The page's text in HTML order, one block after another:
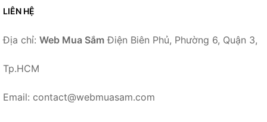
LIÊN HỆ
Địa chỉ: Web Mua Sắm Điện Biên Phủ, Phường 6, Quận 3,
Tp.HCM
Email: contact@webmuasam.com